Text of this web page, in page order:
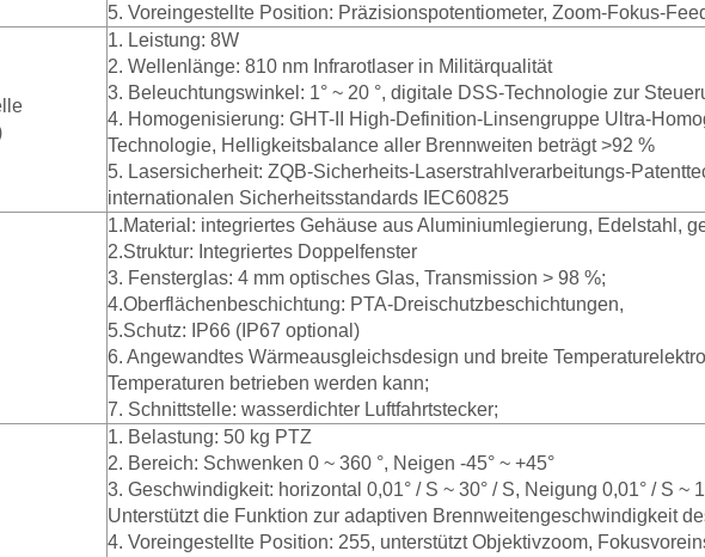
5. Voreingestellte Position: Präzisionspotentiometer, Zoom-Fokus-
1. Leistung: 8W
2. Wellenlänge: 810 nm Infrarotlaser in Militärqualität
3. Beleuchtungswinkel: 1° ~ 20 °, digitale DSS-Technologie zur
4. Homogenisierung: GHT-II High-Definition-Linsengruppe Ultra-
Technologie, Helligkeitsbalance aller Brennweiten beträgt >92 %
5. Lasersicherheit: ZQB-Sicherheits-Laserstrahlverarbeitungs-
internationalen Sicherheitsstandards IEC60825
1.Material: integriertes Gehäuse aus Aluminiumlegierung, Edelstahl,
2.Struktur: Integriertes Doppelfenster
3. Fensterglas: 4 mm optisches Glas, Transmission > 98 %;
4.Oberflächenbeschichtung: PTA-Dreischutzbeschichtungen,
5.Schutz: IP66 (IP67 optional)
6. Angewandtes Wärmeausgleichsdesign und breite
Temperaturen betrieben werden kann;
7. Schnittstelle: wasserdichter Luftfahrtstecker;
1. Belastung: 50 kg PTZ
2. Bereich: Schwenken 0 ~ 360 °, Neigen -45° ~ +45°
3. Geschwindigkeit: horizontal 0,01° / S ~ 30° / S, Neigung 0,01° / S ~
Unterstützt die Funktion zur adaptiven Brennweitengeschwindigkeit
4. Voreingestellte Position: 255, unterstützt Objektivzoom,